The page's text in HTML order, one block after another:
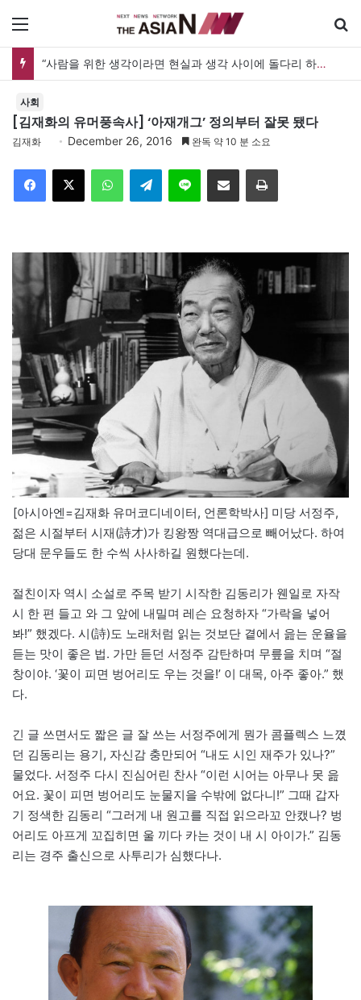
“사람을 위한 생각이라면 현실과 생각 사이에 돌다리 하나는 놓아야 하지 않을까”
사회
[김재화의 유머풍속사] ‘아재개그’ 정의부터 잘못 됐다
김재화 December 26, 2016 완독 약 10 분 소요
Telegram 이메일
[아시아엔=김재화 유머코디네이터, 언론학박사] 미당 서정주,
젊은 시절부터 시재(詩才)가 킹왕짱 역대급으로 빼어났다. 하여
당대 문우들도 한 수씩 사사하길 원했다는데.
절친이자 역시 소설로 주목 받기 시작한 김동리가 웬일로 자작
시 한 편 들고 와 그 앞에 내밀며 레슨 요청하자 “가락을 넣어
봐!” 했겠다. 시(詩)도 노래처럼 읽는 것보단 곁에서 읊는 운율을
듣는 맛이 좋은 법. 가만 듣던 서정주 감탄하며 무릎을 치며 “절
창이야. ‘꽃이 피면 벙어리도 우는 것을!’ 이 대목, 아주 좋아.” 했
다.
긴 글 쓰면서도 짧은 글 잘 쓰는 서정주에게 뭔가 콤플렉스 느꼈
던 김동리는 용기, 자신감 충만되어 “내도 시인 재주가 있나?”
물었다. 서정주 다시 진심어린 찬사 “이런 시어는 아무나 못 읊
어요. 꽃이 피면 벙어리도 눈물지을 수밖에 없다니!” 그때 갑자
기 정색한 김동리 “그러게 내 원고를 직접 읽으라꼬 안캤나? 벙
어리도 아프게 꼬집히면 울 끼다 카는 것이 내 시 아이가.” 김동
리는 경주 출신으로 사투리가 심했다나.